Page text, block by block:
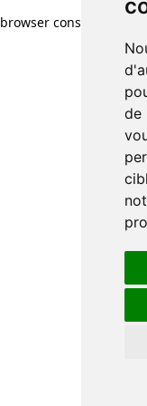
de
browser console for